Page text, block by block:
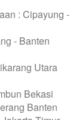
: Cipayung -
- Banten
Utara
Bekasi
Banten